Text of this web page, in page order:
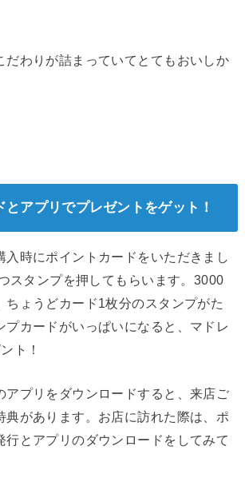
だわりが詰まっていてとてもおいしか
アプリでプレゼントをゲット！
入時にポイントカードをいただきまし
スタンプを押してもらいます。3000
ちょうどカード1枚分のスタンプがた
プカードがいっぱいになると、マドレ
ト！
アプリをダウンロードすると、来店ご
典があります。お店に訪れた際は、ポ
行とアプリのダウンロードをしてみて